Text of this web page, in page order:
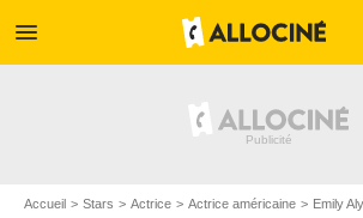
menu
Accueil Stars Actrice Actrice américaine Emily